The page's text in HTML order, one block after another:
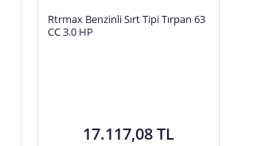
Rtrmax Benzinli Sırt Tipi Tırpan 63
CC 3.0 HP
17.117,08 TL